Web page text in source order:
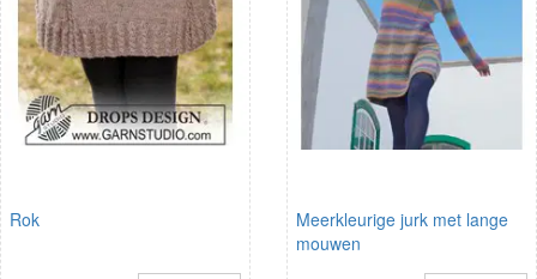
Rok
Meerkleurige jurk met lange
mouwen